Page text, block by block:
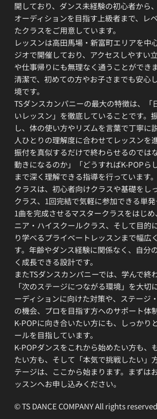
開しており、ダンス未経験の初心者から
オーディションを目指す上級者まで、レ
たクラスをご用意しています。
レッスンは高田馬場・新富町エリアを中
ジオで開催しており、アクセスしやすい
や仕事帰りにも無理なく通うことができ
清潔で、初めての方やお子さまでも安心
境です。
TSダンスカンパニーの最大の特徴は、「
いレッスン」を徹底していることです。
し、体の使い方やリズムを言葉で丁寧に
人ひとりの理解度に合わせてレッスンを
振付を真似するだけで終わらせるのでは
動きになるのか」「どうすればK-POPら
まで深く理解できる指導を行っています。
クラスは、初心者向けクラスや基礎をし
クラス、1回完結で気軽に参加できる単
1曲を完成させるマスタークラスをはじ
ニア・ハイスクールクラス、そして目的
り学べるプライベートレッスンまで幅広
す。年齢やダンス経験に関係なく、自分
く成長できる設計です。
またTSダンスカンパニーでは、学んで終
「次のステージにつながる環境」を大切
ーディションに向けた対策や、ステージ
の機会、プロを目指す方へのサポート体
K-POPに向き合いたい方にも、しっかり
ールを目指しています。
K-POPダンスをこれから始めたい方も、
たい方も、そして「本気で挑戦したい」
テージは、ここから始まります。まずは
ッスンへお申し込みください。
© TS DANCE COMPANY All rights